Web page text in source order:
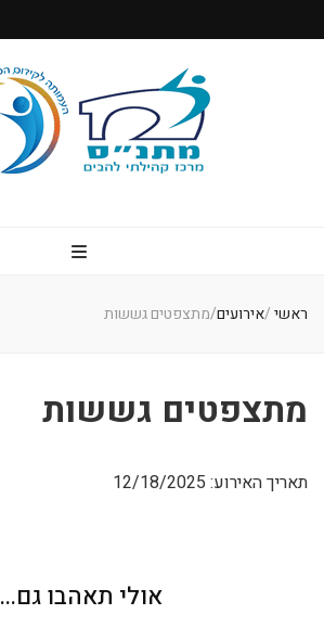
ראשי/אירועים/מתצפטים גששות
מתצפטים גששות
תאריך האירוע: 12/18/2025
אולי תאהבו גם...